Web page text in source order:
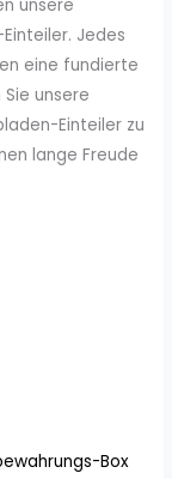
unsere
Jedes
eine fundierte
unsere
Einteiler zu
lange Freude
Box